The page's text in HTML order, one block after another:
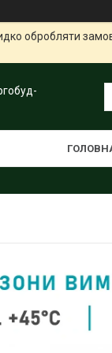
обробляти